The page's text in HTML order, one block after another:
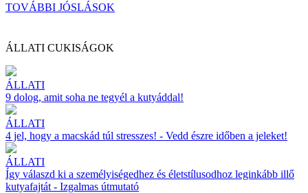
TOVÁBBI JÓSLÁSOK
ÁLLATI CUKISÁGOK
ÁLLATI
9 dolog, amit soha ne tegyél a kutyáddal!
ÁLLATI
4 jel, hogy a macskád túl stresszes! - Vedd észre időben a jeleket!
ÁLLATI
Így válaszd ki a személyiségedhez és életstílusodhoz leginkább illő
kutyafajtát - Izgalmas útmutató